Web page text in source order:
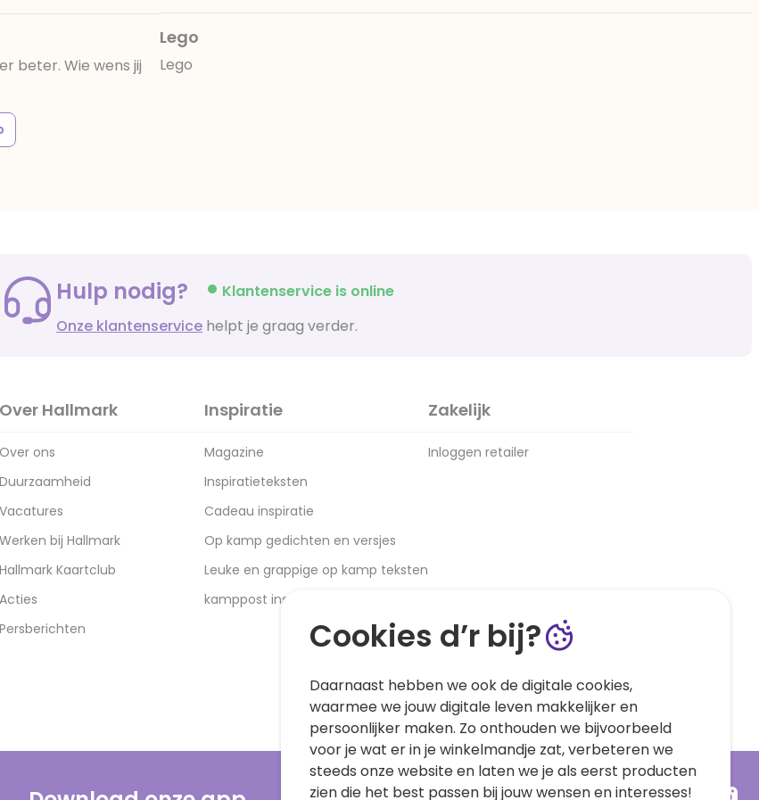
beter. Wie wens jij
Lego
Lego
Hulp nodig?
Klantenservice is online
Onze klantenservice helpt je graag verder.
Over Hallmark
Over ons
Duurzaamheid
Vacatures
Werken bij Hallmark
Hallmark Kaartclub
Acties
Persberichten
Inspiratie
Magazine
Inspiratieteksten
Cadeau inspiratie
Op kamp gedichten en versjes
Leuke en grappige op kamp teksten
kamppost inspiratie
Zakelijk
Inloggen retailer
Cookies d’r bij?
Daarnaast hebben we ook de digitale cookies,
waarmee we jouw digitale leven makkelijker en
persoonlijker maken. Zo onthouden we bijvoorbeeld
voor je wat er in je winkelmandje zat, verbeteren we
steeds onze website en laten we je als eerst producten
zien die het best passen bij jouw wensen en interesses!